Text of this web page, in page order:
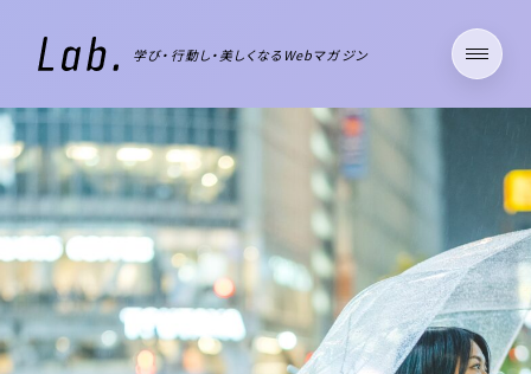
学び・行動し・美しくなるWebマガジン